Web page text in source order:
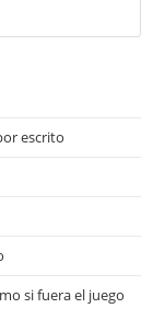
escrito
si fuera el juego